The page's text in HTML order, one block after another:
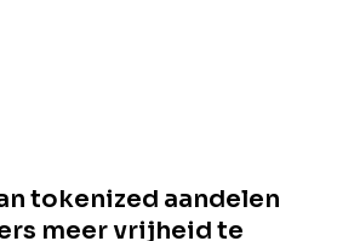
tokenized aandelen
meer vrijheid te